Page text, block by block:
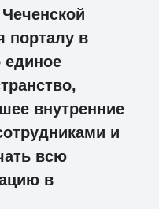
порталу в
единое
внутренние
и
всю
в